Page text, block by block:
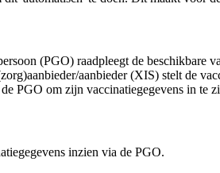
(PGO) raadpleegt de beschikbare
aanbieder (XIS) stelt de
PGO om zijn vaccinatiegegevens in te
inzien via de PGO.